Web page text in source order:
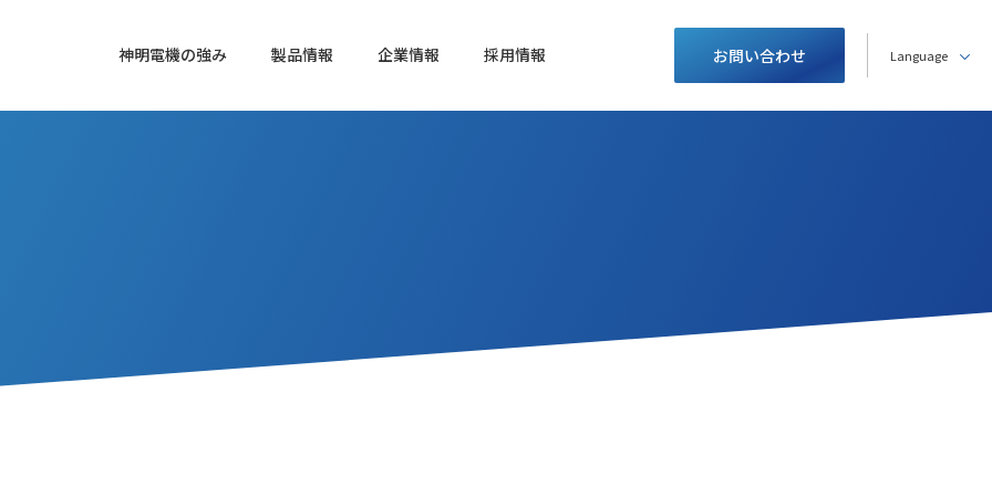
神明電機の強み 製品情報 企業情報 採用情報 お問い合わせ Language